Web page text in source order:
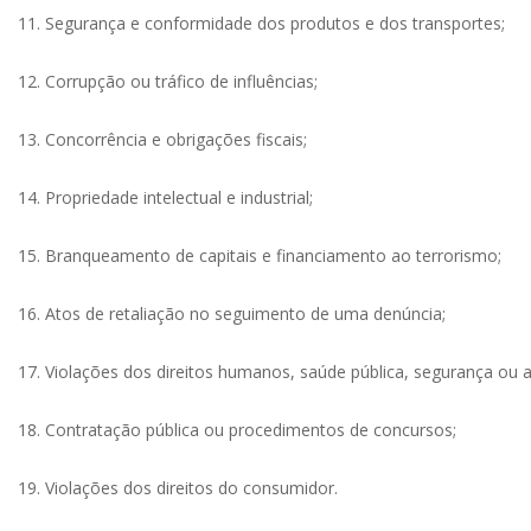
11. Segurança e conformidade dos produtos e dos transportes;
12. Corrupção ou tráfico de influências;
13. Concorrência e obrigações fiscais;
14. Propriedade intelectual e industrial;
15. Branqueamento de capitais e financiamento ao terrorismo;
16. Atos de retaliação no seguimento de uma denúncia;
17. Violações dos direitos humanos, saúde pública, segurança ou
18. Contratação pública ou procedimentos de concursos;
19. Violações dos direitos do consumidor.